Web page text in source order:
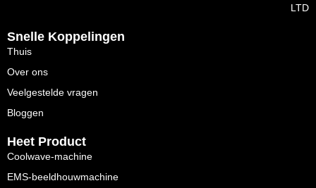
LTD
Snelle Koppelingen
Thuis
Over ons
Veelgestelde vragen
Bloggen
Heet Product
Coolwave-machine
EMS-beeldhouwmachine